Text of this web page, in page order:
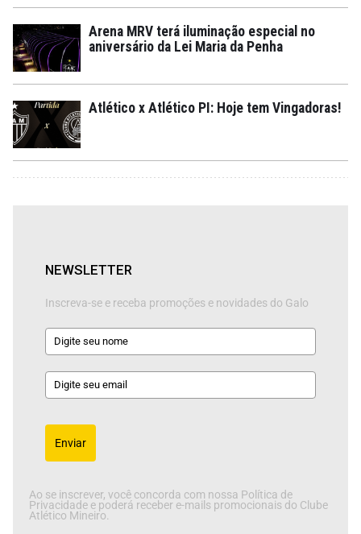
Arena MRV terá iluminação especial no
aniversário da Lei Maria da Penha
Atlético x Atlético PI: Hoje tem Vingadoras!
NEWSLETTER
Inscreva-se e receba promoções e novidades do Galo
Enviar
Ao se inscrever, você concorda com nossa Política de
Privacidade e poderá receber e-mails promocionais do Clube
Atlético Mineiro.